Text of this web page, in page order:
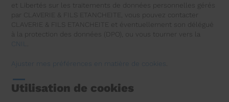
et Libertés sur les traitements de données personnelles gérés
par CLAVERIE & FILS ETANCHEITE, vous pouvez contacter
CLAVERIE & FILS ETANCHEITE et éventuellement son délégué
à la protection des données (DPO), ou vous tourner vers la
Ajuster mes préférences en matière de cookies
Utilisation de cookies